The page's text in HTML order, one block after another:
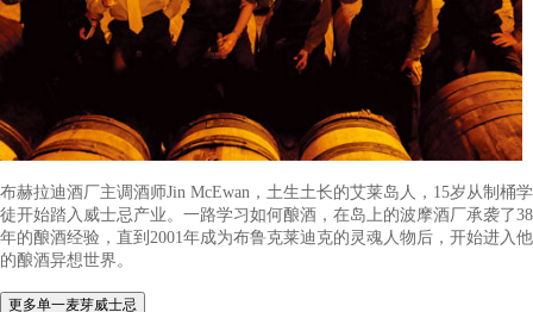
布赫拉迪酒厂的创意及坚持出乎意料获得消费者好评，在酒质不